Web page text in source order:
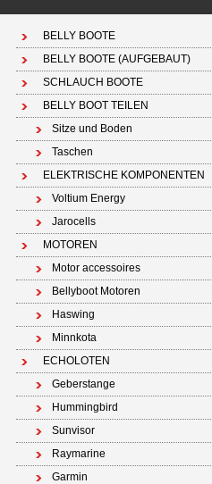
BELLY BOOTE
BELLY BOOTE (AUFGEBAUT)
SCHLAUCH BOOTE
BELLY BOOT TEILEN
Sitze und Boden
Taschen
ELEKTRISCHE KOMPONENTEN
Voltium Energy
Jarocells
MOTOREN
Motor accessoires
Bellyboot Motoren
Haswing
Minnkota
ECHOLOTEN
Geberstange
Hummingbird
Sunvisor
Raymarine
Garmin